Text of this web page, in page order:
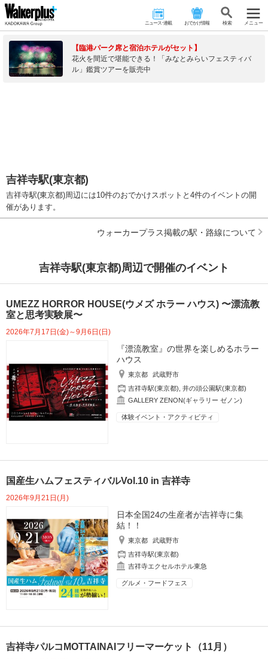
ニュース･連載 おでかけ情報 検 索 メニュー
【臨港パーク席と宿泊ホテルがセット】
花火を間近で堪能できる！「みなとみらいフェスティバ
ル」鑑賞ツアーを販売中
吉祥寺駅(東京都)
吉祥寺駅(東京都)周辺には10件のおでかけスポットと4件のイベントの開
催があります。
ウォーカープラス掲載の駅・路線について
吉祥寺駅(東京都)周辺で開催のイベント
UMEZZ HORROR HOUSE(ウメズ ホラー ハウス) 〜漂流教
室と思考実験展〜
2026年7月17日(金)～9月6日(日)
『漂流教室』の世界を楽しめるホラー
ハウス
東京都
武蔵野市
吉祥寺駅(東京都) ,井の頭公園駅(東京都)
GALLERY ZENON(ギャラリー ゼノン)
体験イベント・アクティビティ
国産生ハムフェスティバルVol.10 in 吉祥寺
2026年9月21日(月)
日本全国24の生産者が吉祥寺に集
結！！
東京都
武蔵野市
吉祥寺駅(東京都)
吉祥寺エクセルホテル東急
グルメ・フードフェス
吉祥寺パルコMOTTAINAIフリーマーケット（11月）